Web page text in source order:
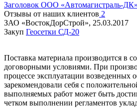
Заголовок ООО «Автомагистраль-
Отзывы от наших клиентов 2
ЗАО «ВостокДорСтрой», 25.03.2017
Закуп Геосетки СД-20
Поставка материала производится в
договорными условиями. При
процессе эксплуатации возведенных
зарекомендовали себя с
выполняемых работ может быть
четком выполнении регламентов